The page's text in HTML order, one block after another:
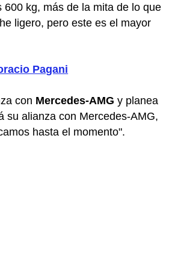
kg, más de la mita de lo que
ligero, pero este es el mayor
Pagani
con Mercedes-AMG y planea
su alianza con Mercedes-AMG,
hasta el momento".